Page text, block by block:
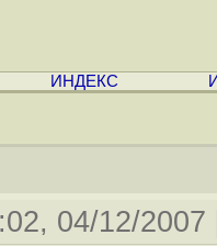
ИНДЕКС
04/12/2007